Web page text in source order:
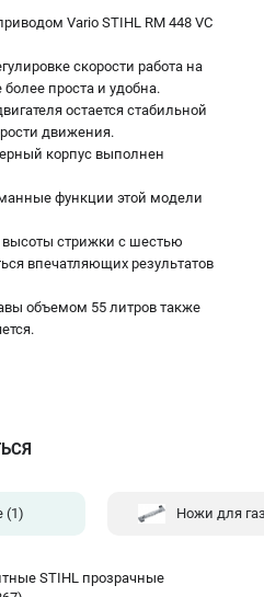
(1) Ножи для
STIHL прозрачные
Vario STIHL RM 448 VC
скорости работа на
проста и удобна.
остается стабильной
движения.
корпус выполнен
функции этой модели
высоты стрижки с шестью
впечатляющих результатов
объемом 55 литров также